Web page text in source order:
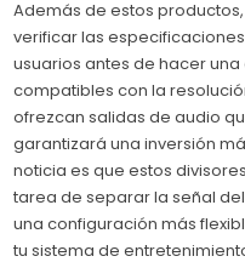
Además de estos
verificar las
usuarios antes de hacer
compatibles con la
ofrezcan salidas de audio
garantizará una inversión
noticia es que estos
tarea de separar la señal del
una configuración más
tu sistema de